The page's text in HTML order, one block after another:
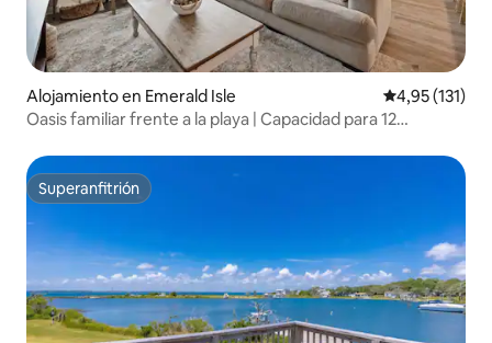
Alojamiento en Emerald Isle Calificación
4,95 (131)
Oasis familiar frente a la playa | Capacidad para 12
Superanfitrión
Superanfitrión